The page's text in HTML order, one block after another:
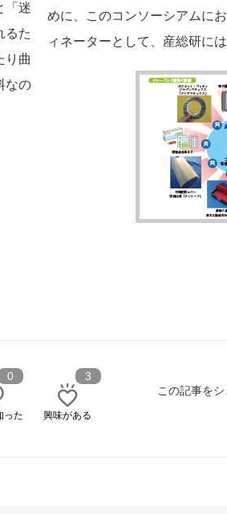
「迷
るた
り曲
なの
めに、このコンソーシアムに
ィネーターとして、産総研に
った
0
興味がある
3
この記事をシ